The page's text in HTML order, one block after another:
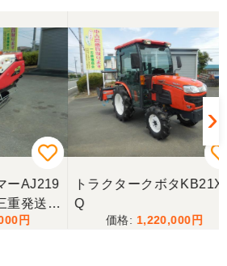
送整
トラクタークボタKB21X
Q
1,220,000